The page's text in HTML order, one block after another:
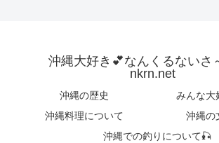
沖縄大好き💕なんくるないさ
nkrn.net
沖縄の歴史
みんな大
沖縄料理について
沖縄の
沖縄での釣りについて🎣